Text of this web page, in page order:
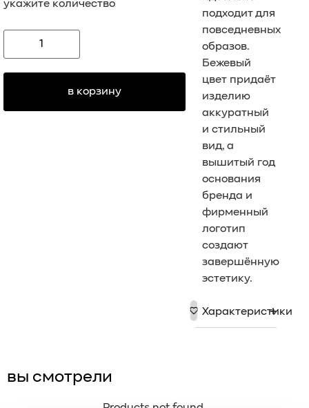
укажите количество
в корзину
подходит для
повседневных
образов.
Бежевый
цвет придаёт
изделию
аккуратный
и стильный
вид, а
вышитый год
основания
бренда и
фирменный
логотип
создают
завершённую
эстетику.
Характеристики
вы смотрели